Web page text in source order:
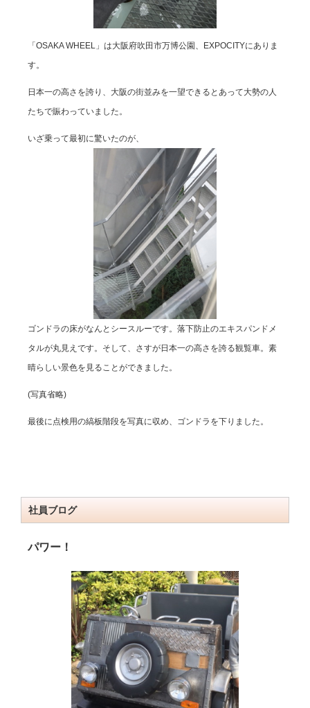
「OSAKA WHEEL」は大阪府吹田市万博公園、EXPOCITYにありま
す。
日本一の高さを誇り、大阪の街並みを一望できるとあって大勢の人
たちで賑わっていました。
いざ乗って最初に驚いたのが、
ゴンドラの床がなんとシースルーです。落下防止のエキスパンドメ
タルが丸見えです。そして、さすが日本一の高さを誇る観覧車。素
晴らしい景色を見ることができました。
(写真省略)
最後に点検用の縞板階段を写真に収め、ゴンドラを下りました。
社員ブログ
パワー！